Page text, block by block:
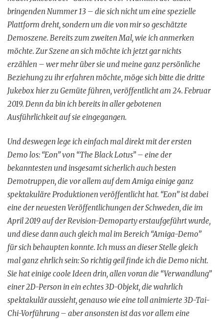
bringenden Nummer 13 – die sich nicht um eine spezielle
Plattform dreht, sondern um die von mir so geschätzte
Demoszene. Bereits zum zweiten Mal, wie ich anmerken
möchte. Zur Szene an sich möchte ich jetzt gar nichts
erzählen – wer mehr über sie und meine ganz persönliche
Beziehung zu ihr erfahren möchte, möge sich bitte die dritte
Jukebox hier zu Gemüte führen, veröffentlicht am 24. Februar
2019. Denn da bin ich bereits in aller gebotenen
Ausführlichkeit auf sie eingegangen.
Und deswegen lege ich einfach mal direkt mit der ersten
Demo los: “Eon” von “The Black Lotus” – eine der
bekanntesten und insgesamt sicherlich auch besten
Demotruppen, die vor allem auf dem Amiga einige ganz
spektakuläre Produktionen veröffentlicht hat. “Eon” ist dabei
eine der neuesten Veröffentlichungen der Schweden, die im
April 2019 auf der Revision-Demoparty erstaufgeführt wurde,
und diese dann auch gleich mal im Bereich “Amiga-Demo”
für sich behaupten konnte. Ich muss an dieser Stelle gleich
mal ganz ehrlich sein: So richtig geil finde ich die Demo nicht.
Sie hat einige coole Ideen drin, allen voran die “Verwandlung”
einer 2D-Person in ein echtes 3D-Objekt, die wahrlich
spektakulär aussieht, genauso wie eine toll animierte 3D-Tai-
Chi-Vorführung – aber ansonsten ist das vor allem eine